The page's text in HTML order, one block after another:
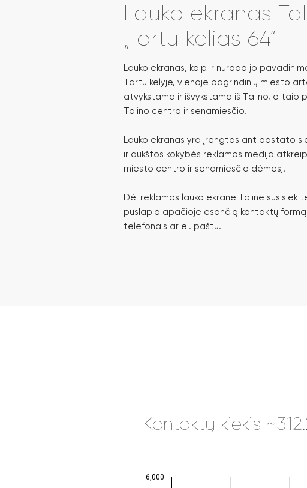
Lauko ekranas
„Tartu kelias 64“
Lauko ekranas, kaip ir nurodo jo
Tartu kelyje, vienoje pagrindinių miesto
atvykstama ir išvykstama iš Talino, o taip
Talino centro ir senamiesčio.
Lauko ekranas yra įrengtas ant pastato
ir aukštos kokybės reklamos medija
miesto centro ir senamiesčio dėmesį.
Dėl reklamos lauko ekrane Taline
puslapio apačioje esančią kontaktų
telefonais ar el. paštu.
Kontaktų kiekis
6,000